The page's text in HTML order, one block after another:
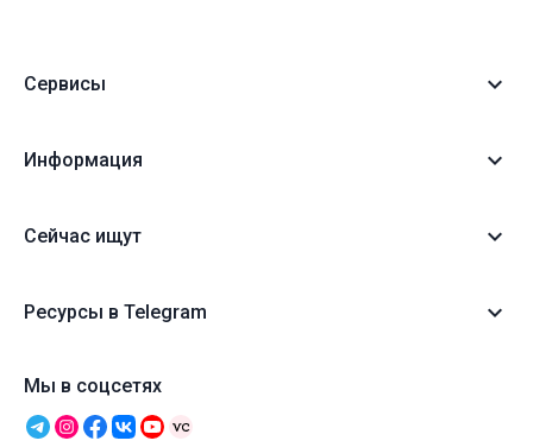
Сервисы
Информация
Сейчас ищут
Ресурсы в Telegram
Мы в соцсетях